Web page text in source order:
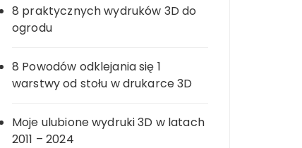
8 praktycznych wydruków 3D do
ogrodu
8 Powodów odklejania się 1
warstwy od stołu w drukarce 3D
Moje ulubione wydruki 3D w latach
2011 – 2024